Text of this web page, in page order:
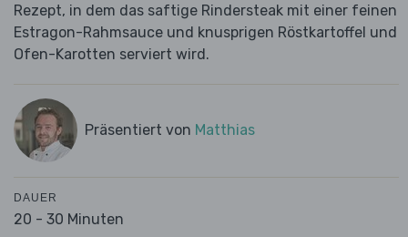
Rezept, in dem das saftige Rindersteak mit einer feinen
Estragon-Rahmsauce und knusprigen Röstkartoffel und
Ofen-Karotten serviert wird.
Präsentiert von Matthias
DAUER
20 - 30 Minuten